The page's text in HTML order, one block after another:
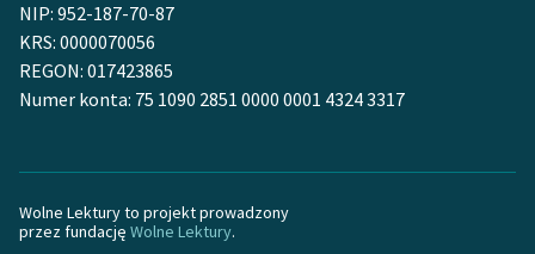
Szkoła Poezji Wolnych
Lektur
Kontakt
O projekcie
NIP: 952-187-70-87
KRS: 0000070056
REGON: 017423865
Numer konta: 75 1090 2851 0000 0001 4324 3317
Wolne Lektury to projekt prowadzony
przez fundację Wolne Lektury.